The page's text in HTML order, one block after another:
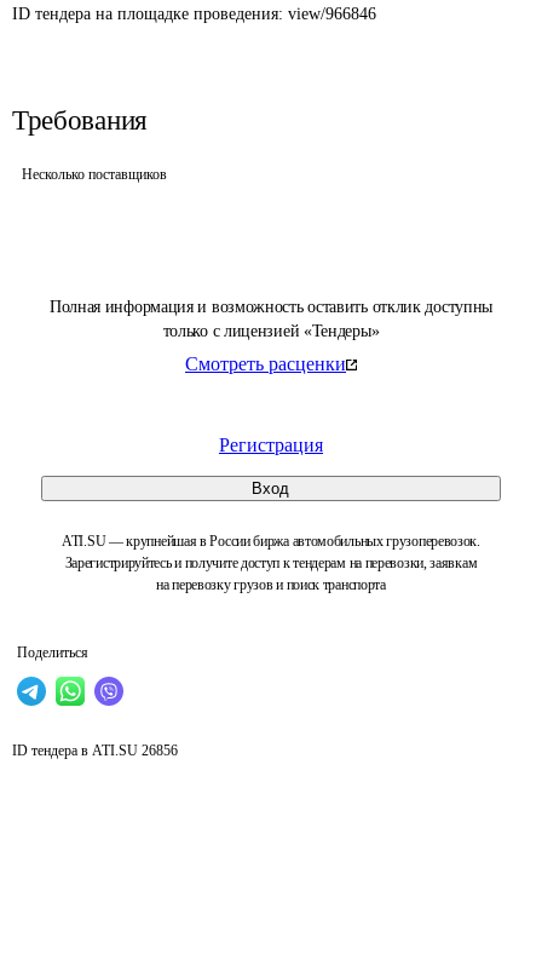
Полная информация и возможность оставить отклик доступны
только с лицензией «Тендеры»
Смотреть расценки
Регистрация
Вход
ATI.SU — крупнейшая в России биржа автомобильных грузоперевозок.
Зарегистрируйтесь и получите доступ к тендерам на перевозки, заявкам
на перевозку грузов и поиск транспорта
Поделиться
ID тендера на площадке проведения: view/966846
Требования
Несколько поставщиков
ID тендера в ATI.SU 26856